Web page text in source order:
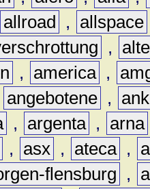
allroad , allspace
,
, america ,
angebotene ,
, argenta , arna
, asx , ateca ,
flensburg ,